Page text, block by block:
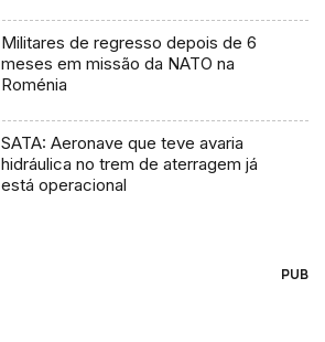
Militares de regresso depois de 6
meses em missão da NATO na
Roménia
SATA: Aeronave que teve avaria
hidráulica no trem de aterragem já
está operacional
PUB